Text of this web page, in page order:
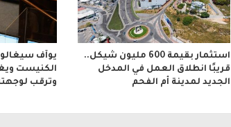
ي
استثمار بقيمة 600 مليون شيكل..
قريبًا انطلاق العمل في المدخل
الجديد لمدينة أم الفحم
يوآف
الكنيست
وترقب